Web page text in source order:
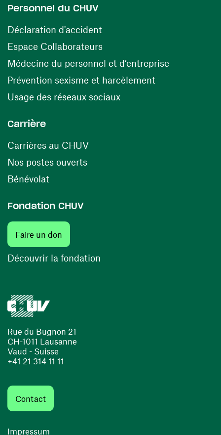
Rue du Bugnon 21
CH-1011 Lausanne
Vaud - Suisse
+41 21 314 11 11
Contact
Impressum
Personnel du CHUV
Déclaration d'accident
Espace Collaborateurs(opens in a new window)
Médecine du personnel et d’entreprise
Prévention sexisme et harcèlement
Usage des réseaux sociaux(opens in a new
Carrière
Carrières au CHUV(opens in a new window)
Nos postes ouverts(opens in a new window)
Bénévolat
Fondation CHUV
Faire un don
Découvrir la fondation